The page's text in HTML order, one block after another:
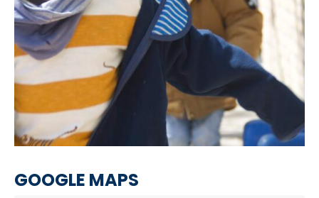
GOOGLE MAPS